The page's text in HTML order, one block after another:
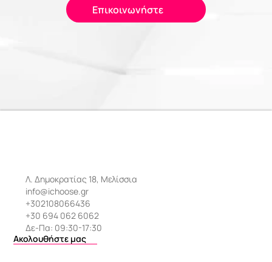
Επικοινωνήστε
Λ. Δημοκρατίας 18, Μελίσσια
info@ichoose.gr
+302108066436
+30 694 062 6062
Δε-Πα: 09:30-17:30
Ακολουθήστε μας